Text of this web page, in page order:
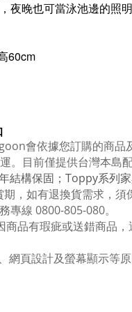
夜晚也可當泳池邊的照
60cm
會依據您訂購的商品
。目前僅提供台灣本島
結構保固； Toppy系列
期，如有退換貨需求，
專線 0800-805-080。
商品有瑕疵或送錯商品
網頁設計及螢幕顯示等原